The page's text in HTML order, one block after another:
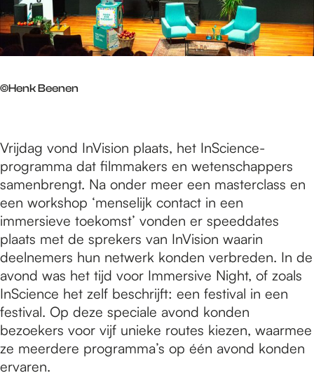
©Henk Beenen
Vrijdag vond InVision plaats, het InScience-
programma dat filmmakers en wetenschappers
samenbrengt. Na onder meer een masterclass en
een workshop ‘menselijk contact in een
immersieve toekomst’ vonden er speeddates
plaats met de sprekers van InVision waarin
deelnemers hun netwerk konden verbreden. In de
avond was het tijd voor Immersive Night, of zoals
InScience het zelf beschrijft: een festival in een
festival. Op deze speciale avond konden
bezoekers voor vijf unieke routes kiezen, waarmee
ze meerdere programma’s op één avond konden
ervaren.